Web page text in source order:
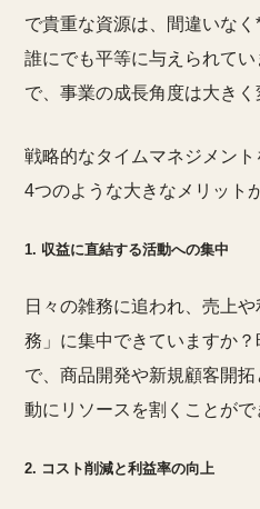
で貴重な資源は、間違いな
誰にでも平等に与えられて
で、事業の成長角度は大きく
戦略的なタイムマネジメン
4つのような大きなメリット
1. 収益に直結する活動への集中
日々の雑務に追われ、売上
務」に集中できていますか
で、商品開発や新規顧客開
動にリソースを割くことがで
2. コスト削減と利益率の向上